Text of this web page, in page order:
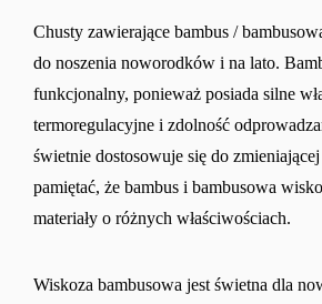
Chusty zawierające bambus /
do noszenia noworodków i na lato.
funkcjonalny, ponieważ posiada silne
termoregulacyjne i zdolność
świetnie dostosowuje się do
pamiętać, że bambus i bambusowa
materiały o różnych właściwościach.
Wiskoza bambusowa jest świetna dla